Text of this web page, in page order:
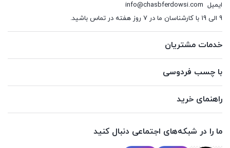
ایمیل info@chasbferdowsi.com
9 الی 19 با کارشناسان ما در 7 روز هفته در تماس باشید.
خدمات مشتریان
با چسب فردوسی
راهنمای خرید
ما را در شبکه‌های اجتماعی دنبال کنید